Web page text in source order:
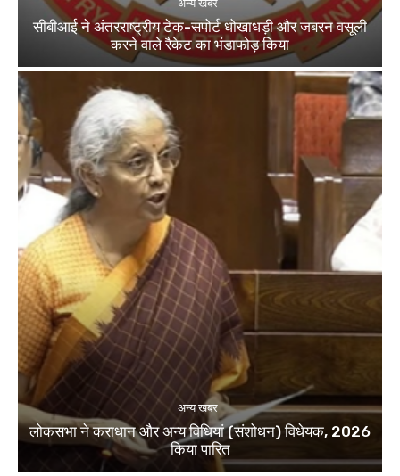
अन्य खबर
सीबीआई ने अंतरराष्ट्रीय टेक-सपोर्ट धोखाधड़ी और जबरन वसूली
करने वाले रैकेट का भंडाफोड़ किया
अन्य खबर
लोकसभा ने कराधान और अन्य विधियां (संशोधन) विधेयक, 2026
किया पारित